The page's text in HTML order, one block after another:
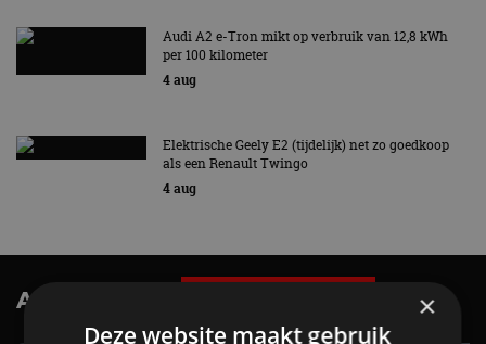
Audi A2 e-Tron mikt op verbruik van 12,8 kWh
per 100 kilometer
4 aug
Elektrische Geely E2 (tijdelijk) net zo goedkoop
als een Renault Twingo
4 aug
AutoRAI.nl TV ×
Deze website maakt gebruik